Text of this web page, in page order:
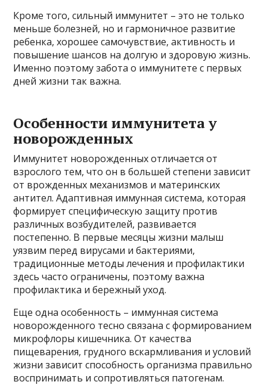
Кроме того, сильный иммунитет – это не только
меньше болезней, но и гармоничное развитие
ребенка, хорошее самочувствие, активность и
повышение шансов на долгую и здоровую жизнь.
Именно поэтому забота о иммунитете с первых
дней жизни так важна.
Особенности иммунитета у
новорожденных
Иммунитет новорожденных отличается от
взрослого тем, что он в большей степени зависит
от врожденных механизмов и материнских
антител. Адаптивная иммунная система, которая
формирует специфическую защиту против
различных возбудителей, развивается
постепенно. В первые месяцы жизни малыш
уязвим перед вирусами и бактериями,
традиционные методы лечения и профилактики
здесь часто ограничены, поэтому важна
профилактика и бережный уход.
Еще одна особенность – иммунная система
новорожденного тесно связана с формированием
микрофлоры кишечника. От качества
пищеварения, грудного вскармливания и условий
жизни зависит способность организма правильно
воспринимать и сопротивляться патогенам.